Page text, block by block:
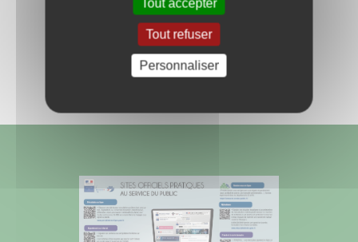
Retour aux actualités
Tout accepter
Tout refuser
Personnaliser